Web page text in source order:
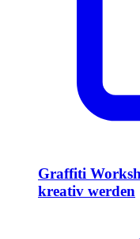
Graffiti
kreativ werden